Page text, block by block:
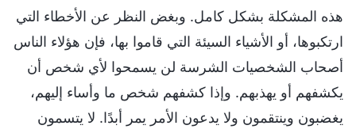
هذه المشكلة بشكل كامل. وبغض النظر عن الأخطاء التي
ارتكبوها، أو الأشياء السيئة التي قاموا بها، فإن هؤلاء الناس
أصحاب الشخصيات الشرسة لن يسمحوا لأي شخص أن
يكشفهم أو يهذبهم. وإذا كشفهم شخص ما وأساء إليهم،
يغضبون وينتقمون ولا يدعون الأمر يمر أبدًا. لا يتسمون